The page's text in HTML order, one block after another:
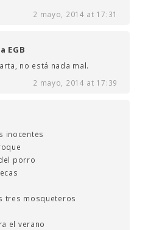
2 mayo, 2014 at 17:31
EGB
no está nada mal.
2 mayo, 2014 at 17:39
inocentes
porro
tres mosqueteros
el verano